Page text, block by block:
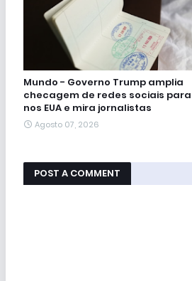
Mundo - Governo Trump amplia
checagem de redes sociais
nos EUA e mira jornalistas
Agosto 07, 2026
POST A COMMENT